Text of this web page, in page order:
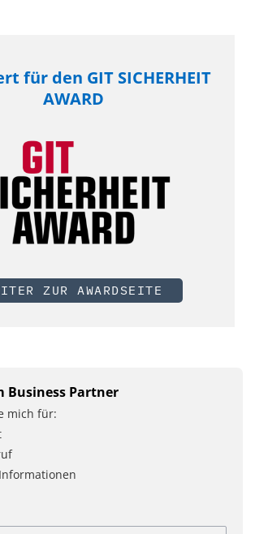
für den GIT SICHERHEIT
AWARD
ZUR AWARDSEITE
Business Partner
mich für: